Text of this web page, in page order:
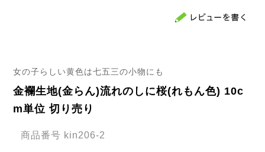
女の子らしい黄色は七五三の小物にも
金襴生地(金らん)流れのしに桜(れもん色) 10c
m単位 切り売り
商品番号 kin206-2